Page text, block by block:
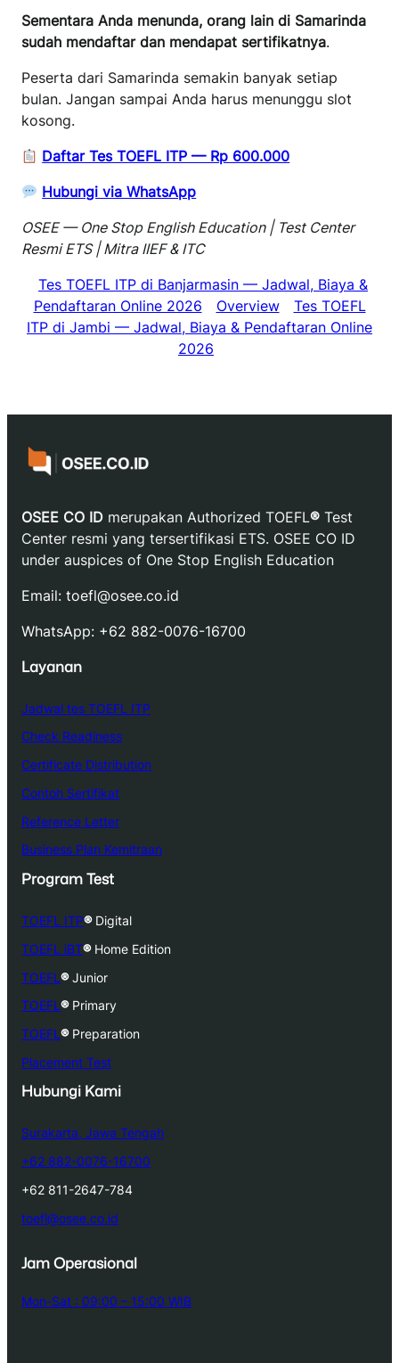
Sementara Anda menunda, orang lain di Samarinda
sudah mendaftar dan mendapat sertifikatnya.
Peserta dari Samarinda semakin banyak setiap
bulan. Jangan sampai Anda harus menunggu slot
kosong.
Daftar Tes TOEFL ITP — Rp 600.000
Hubungi via WhatsApp
OSEE — One Stop English Education | Test Center
Resmi ETS | Mitra IIEF & ITC
Tes TOEFL ITP di Banjarmasin — Jadwal, Biaya &
Pendaftaran Online 2026
Overview
Tes TOEFL
ITP di Jambi — Jadwal, Biaya & Pendaftaran Online
2026
OSEE CO ID merupakan Authorized TOEFL® Test
Center resmi yang tersertifikasi ETS. OSEE CO ID
under auspices of One Stop English Education
Email: toefl@osee.co.id
WhatsApp: +62 882-0076-16700
Layanan
Jadwal tes TOEFL ITP
Check Readiness
Certificate Distribution
Contoh Sertifikat
Reference Letter
Business Plan Kemitraan
Program Test
TOEFL ITP®Digital
TOEFL iBT®Home Edition
TOEFL ®Junior
TOEFL ®Primary
TOEFL ®Preparation
Placement Test
Hubungi Kami
Surakarta, Jawa Tengah
+62 882-0076-16700
+62 811-2647-784
toefl@osee.co.id
Jam Operasional
Mon-Sat : 09:00 – 15:00 WIB